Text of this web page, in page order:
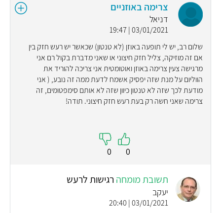
צרימה באוזניים
דניאל
03/01/2021 | 19:47
שלום רב, יש לי תופעה באוזן (לא טנטון) שכאשר יש רעש חזק בין
אם זה מוזיקה, צליל חזק חיצוני או שאני מדברת בקול רם אני
מרגישה צעין צרימה באוזן ואוטומטית אני צריכה להוריד את
הווליום על מנת שזה יפסיק אשמח לדעת ממה זה נובע, ( אני
מודעת לכך שזה לא טנטון כיוון שזה לא אותם סימפטומים, זה
צרימה שאני חשה רק בעת רעש חזק חיצוני. תודה!
0
0
תשובת מומחה רגישות לרעש
יעקב
03/01/2021 | 20:40